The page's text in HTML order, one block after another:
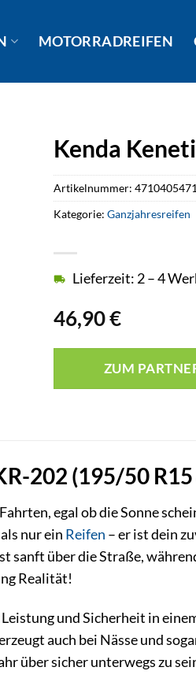
MOTORRADREIFEN
Kenda
46,90€
Lieferzeit: 2 – 4
ZUM
Artikelnummer:
Kategorie:Ganzjahresreifen
202 (195/50
egal ob die Sonne
nur ein Reifen – er ist dein
sanft über die Straße,
Realität!
und Sicherheit in
auch bei Nässe und
über sicher unterwegs zu